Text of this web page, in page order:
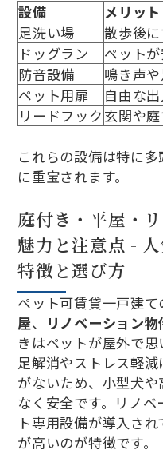
設備
メリット
足洗い場
散歩後
ドッグラン
ペット
防音設備
鳴き声
ペット用扉
自由な
リードフック 玄関や
これらの設備は特に
に重宝されます。
庭付き・平屋・
魅力と注意点 -
特徴と選び方
ペット可賃貸一戸建て
屋、 リノベーション物
きはペットが屋外で
足解消やストレス軽
がないため、小型犬
なく安全です。リノ
ト専用設備が導入さ
が高いのが特徴です。